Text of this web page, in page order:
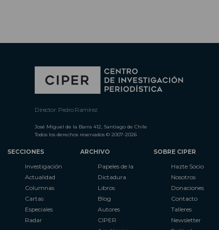
Director: Pedro Ramírez
José Miguel de la Barra 412, Santiago de Chile
Todos los derechos reservados © 2007-2026
SECCIONES
Investigación
Actualidad
Columnas
Cartas
Especiales
Radar
ARCHIVO
Papeles de la
Dictadura
Libros
Blog
Autores
CIPER
SOBRE CIPER
Hazte Socio
Nosotros
Donaciones
Contacto
Talleres
Newsletter